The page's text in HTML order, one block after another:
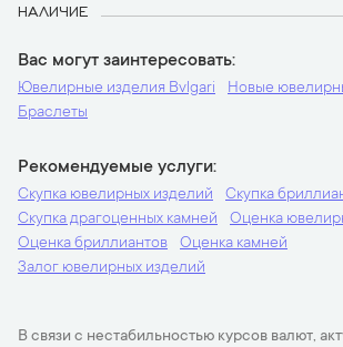
НАЛИЧИЕ
Вас могут заинтересовать
Ювелирные изделия Bvlgari
Новые
Браслеты
Рекомендуемые услуги
Скупка ювелирных изделий
Скупка
Скупка драгоценных камней
Оценка
Оценка бриллиантов
Оценка камней
Залог ювелирных изделий
В связи с нестабильностью курсов валют,